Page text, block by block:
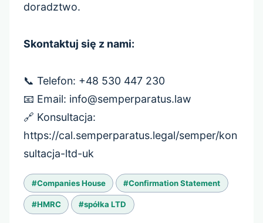
doradztwo.
Skontaktuj się z nami:
📞 Telefon: +48 530 447 230
📧 Email: info@semperparatus.law
🔗 Konsultacja:
https://cal.semperparatus.legal/semper/kon
sultacja-ltd-uk
Tagi
wpisu:
#Companies House #Confirmation Statement
#HMRC #spółka LTD